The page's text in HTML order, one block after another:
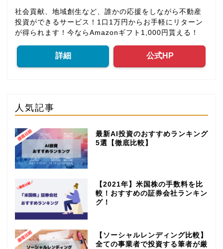
社会貢献、地域創生など、誰かの応援をしながら不動産
投資ができるサービス！1口1万円からお手軽にリターン
が得られます！今ならAmazonギフト1,000円貰える！
詳細 公式HP
人気記事
最新AI投資のおすすめランキング
5選【徹底比較】
【2021年】米国株の手数料を比
較！おすすめの証券会社ランキン
グ！
【ソーシャルレンディング比較】
全ての事業者で投資する筆者が厳